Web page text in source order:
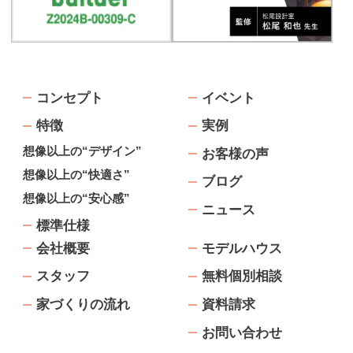
コンセプト
特徴
想像以上の“デザイン”
想像以上の“快適さ”
想像以上の“安心感”
標準仕様
会社概要
スタッフ
家づくりの流れ
イベント
実例
お客様の声
ブログ
ニュース
モデルハウス
無料個別相談
資料請求
お問い合わせ